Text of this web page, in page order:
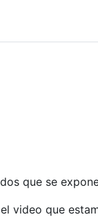
que se
que